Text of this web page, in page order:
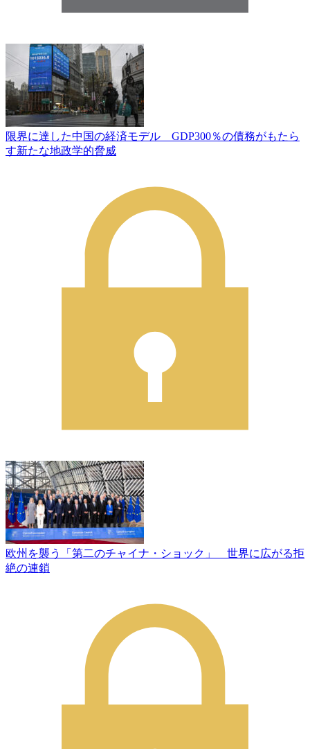
限界に達した中国の経済モデル GDP300％の債務がもたら
す新たな地政学的脅威
欧州を襲う「第二のチャイナ・ショック」 世界に広がる拒
絶の連鎖